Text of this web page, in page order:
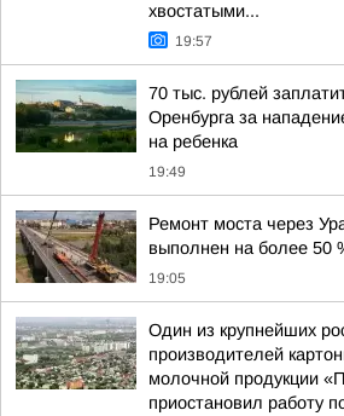
хвостатыми...
19:57
70 тыс. рублей
Оренбурга за
на ребенка
19:49
Ремонт моста через
выполнен на более 50
19:05
Один из крупнейших
производителей
молочной продукции
приостановил работу